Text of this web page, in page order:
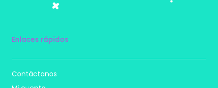
Enlaces rápidos
Contáctanos